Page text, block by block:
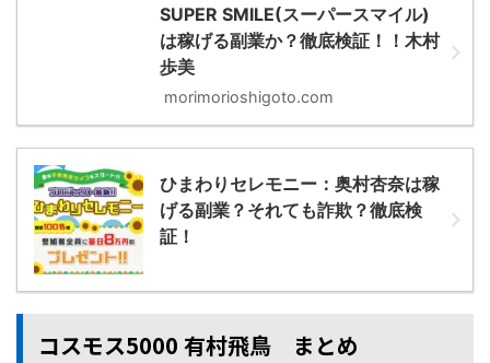
SUPER SMILE(スーパースマイル)
は稼げる副業か？徹底検証！！木村
歩美
morimorioshigoto.com
ひまわりセレモニー：奥村杏奈は稼
げる副業？それても詐欺？徹底検
証！
コスモス5000 有村飛鳥 まとめ